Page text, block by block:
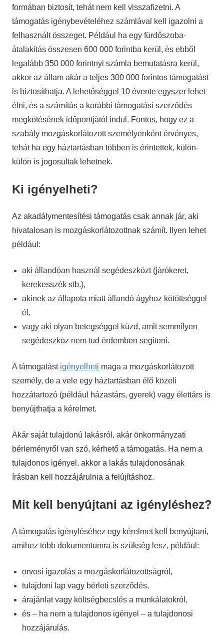
formában biztosít, tehát nem kell visszafizetni. A
támogatás igénybevételéhez számlával kell igazolni a
felhasznált összeget. Például ha egy fürdőszoba-
átalakítás összesen 600 000 forintba kerül, és ebből
legalább 350 000 forintnyi számla bemutatásra kerül,
akkor az állam akár a teljes 300 000 forintos támogatást
is biztosíthatja. A lehetőséggel 10 évente egyszer lehet
élni, és a számítás a korábbi támogatási szerződés
megkötésének időpontjától indul. Fontos, hogy ez a
szabály mozgáskorlátozott személyenként érvényes,
tehát ha egy háztartásban többen is érintettek, külön-
külön is jogosultak lehetnek.
Ki igényelheti?
Az akadálymentesítési támogatás csak annak jár, aki
hivatalosan is mozgáskorlátozottnak számít. Ilyen lehet
például:
aki állandóan használ segédeszközt (járókeret,
kerekesszék stb.),
akinek az állapota miatt állandó ágyhoz kötöttséggel
él,
vagy aki olyan betegséggel küzd, amit semmilyen
segédeszköz nem tud érdemben segíteni.
A támogatást igényelheti maga a mozgáskorlátozott
személy, de a vele egy háztartásban élő közeli
hozzátartozó (például házastárs, gyerek) vagy élettárs is
benyújthatja a kérelmet.
Akár saját tulajdonú lakásról, akár önkormányzati
bérleményről van szó, kérhető a támogatás. Ha nem a
tulajdonos igényel, akkor a lakás tulajdonosának
írásban kell hozzájárulnia a felújításhoz.
Mit kell benyújtani az igényléshez?
A támogatás igényléséhez egy kérelmet kell benyújtani,
amihez több dokumentumra is szükség lesz, például:
orvosi igazolás a mozgáskorlátozottságról,
tulajdoni lap vagy bérleti szerződés,
árajánlat vagy költségbecslés a munkálatokról,
és – ha nem a tulajdonos igényel – a tulajdonosi
hozzájárulás.